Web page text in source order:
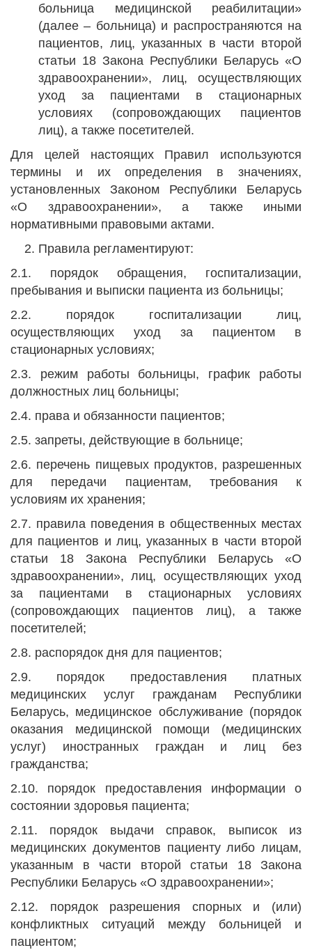
больница медицинской реабилитации»
(далее – больница) и распространяются на
пациентов, лиц, указанных в части второй
статьи 18 Закона Республики Беларусь «О
здравоохранении», лиц, осуществляющих
уход за пациентами в стационарных
условиях (сопровождающих пациентов
лиц), а также посетителей.
Для целей настоящих Правил используются
термины и их определения в значениях,
установленных Законом Республики Беларусь
«О здравоохранении», а также иными
нормативными правовыми актами.
Правила регламентируют:
2.1. порядок обращения, госпитализации,
пребывания и выписки пациента из больницы;
2.2. порядок госпитализации лиц,
осуществляющих уход за пациентом в
стационарных условиях;
2.3. режим работы больницы, график работы
должностных лиц больницы;
2.4. права и обязанности пациентов;
2.5. запреты, действующие в больнице;
2.6. перечень пищевых продуктов, разрешенных
для передачи пациентам, требования к
условиям их хранения;
2.7. правила поведения в общественных местах
для пациентов и лиц, указанных в части второй
статьи 18 Закона Республики Беларусь «О
здравоохранении», лиц, осуществляющих уход
за пациентами в стационарных условиях
(сопровождающих пациентов лиц), а также
посетителей;
2.8. распорядок дня для пациентов;
2.9. порядок предоставления платных
медицинских услуг гражданам Республики
Беларусь, медицинское обслуживание (порядок
оказания медицинской помощи (медицинских
услуг) иностранных граждан и лиц без
гражданства;
2.10. порядок предоставления информации о
состоянии здоровья пациента;
2.11. порядок выдачи справок, выписок из
медицинских документов пациенту либо лицам,
указанным в части второй статьи 18 Закона
Республики Беларусь «О здравоохранении»;
2.12. порядок разрешения спорных и (или)
конфликтных ситуаций между больницей и
пациентом;